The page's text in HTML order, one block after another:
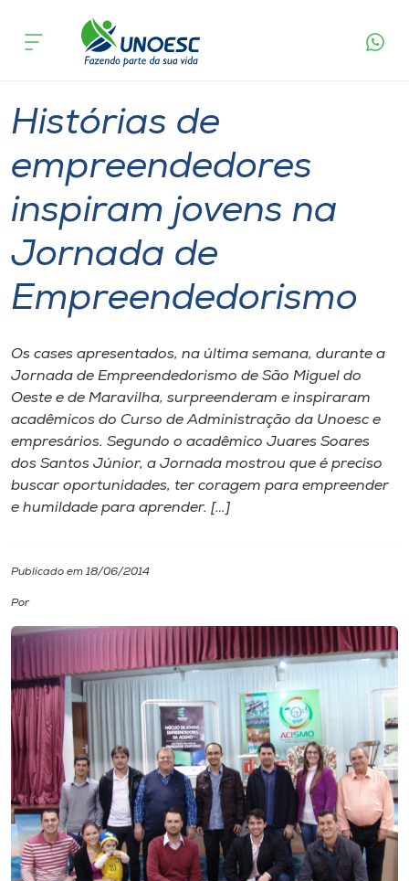
Cursos
Atendimento ao Estudante
Portal de Ensino
Internacionalização
I.nova
Diplomados
Biblioteca
Editora
Rádio
Museu
acontece
Histórias de
empreendedores
inspiram jovens na
Jornada de
Empreendedorismo
Os cases apresentados, na última semana, durante a
Jornada de Empreendedorismo de São Miguel do
Oeste e de Maravilha, surpreenderam e inspiraram
acadêmicos do Curso de Administração da Unoesc e
empresários. Segundo o acadêmico Juares Soares
dos Santos Júnior, a Jornada mostrou que é preciso
buscar oportunidades, ter coragem para empreender
e humildade para aprender. […]
Publicado em 18/06/2014
Por